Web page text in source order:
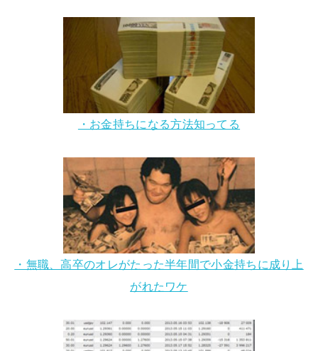
・お金持ちになる方法知ってる
・無職、高卒のオレがたった半年間で小金持ちに成り上
がれたワケ